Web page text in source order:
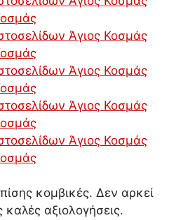
Άγιος Κοσμάς
Άγιος Κοσμάς
Άγιος Κοσμάς
Άγιος Κοσμάς
κομβικές. Δεν αρκεί
αξιολογήσεις.